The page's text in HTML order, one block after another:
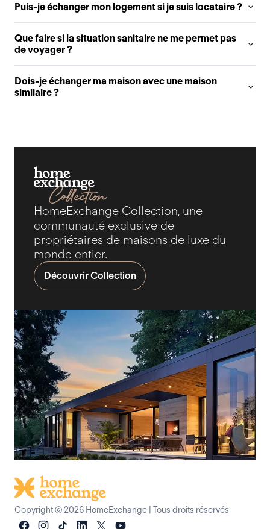
Puis-je échanger mon logement si je suis locataire ?
Que faire si la situation sanitaire ne me permet pas
de voyager ?
Dois-je échanger ma maison avec une maison
similaire ?
HomeExchange Collection, une
communauté exclusive de
propriétaires de maisons de luxe du
monde entier.
Découvrir Collection
Copyright © 2026 HomeExchange Tous droits réservés